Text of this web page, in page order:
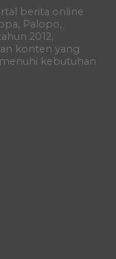
berita online
Palopo,
2012,
konten yang
kebutuhan